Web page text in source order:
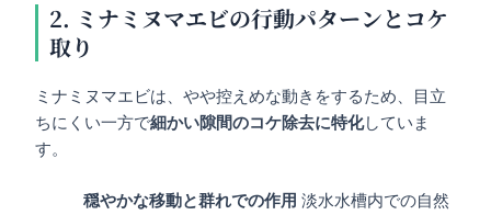
2. ミナミヌマエビの行動パターンとコケ
取り
ミナミヌマエビは、やや控えめな動きをするため、目立
ちにくい一方で細かい隙間のコケ除去に特化していま
す。
穏やかな移動と群れでの作用 淡水水槽内での自然